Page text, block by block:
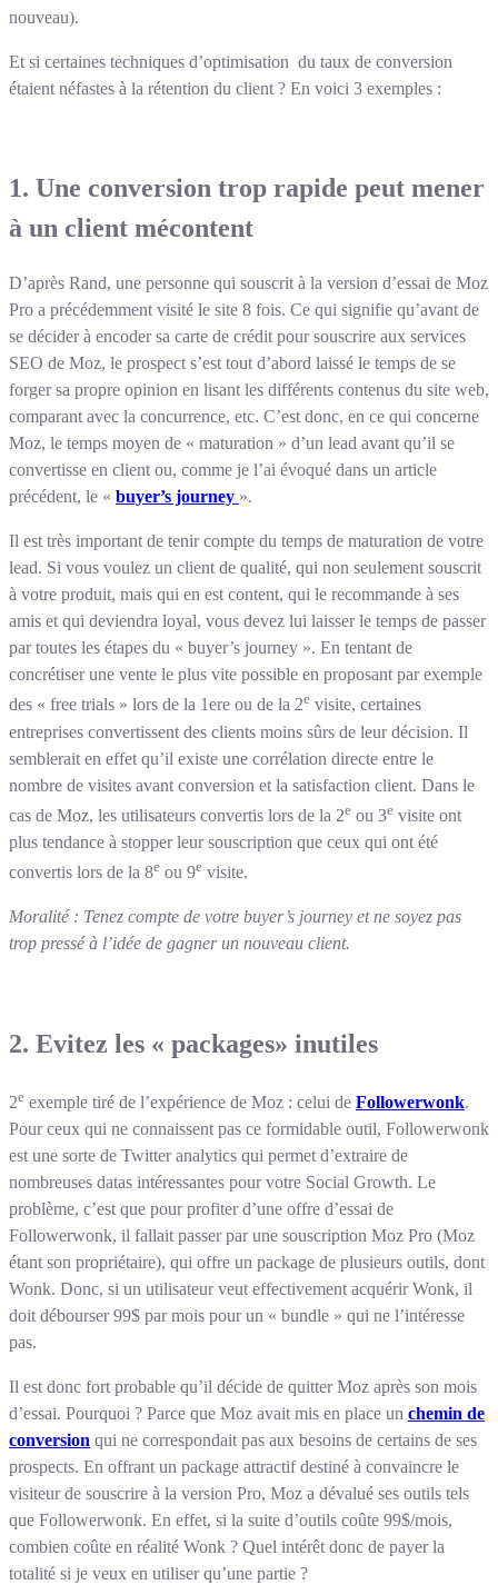
nouveau).
Et si certaines techniques d’optimisation du taux de conversion
étaient néfastes à la rétention du client ? En voici 3 exemples :
1. Une conversion trop rapide peut mener
à un client mécontent
D’après Rand, une personne qui souscrit à la version d’essai de Moz
Pro a précédemment visité le site 8 fois. Ce qui signifie qu’avant de
se décider à encoder sa carte de crédit pour souscrire aux services
SEO de Moz, le prospect s’est tout d’abord laissé le temps de se
forger sa propre opinion en lisant les différents contenus du site web,
comparant avec la concurrence, etc. C’est donc, en ce qui concerne
Moz, le temps moyen de « maturation » d’un lead avant qu’il se
convertisse en client ou, comme je l’ai évoqué dans un article
précédent, le « buyer’s journey ».
Il est très important de tenir compte du temps de maturation de votre
lead. Si vous voulez un client de qualité, qui non seulement souscrit
à votre produit, mais qui en est content, qui le recommande à ses
amis et qui deviendra loyal, vous devez lui laisser le temps de passer
par toutes les étapes du « buyer’s journey ». En tentant de
concrétiser une vente le plus vite possible en proposant par exemple
des « free trials » lors de la 1ere ou de la 2e visite, certaines
entreprises convertissent des clients moins sûrs de leur décision. Il
semblerait en effet qu’il existe une corrélation directe entre le
nombre de visites avant conversion et la satisfaction client. Dans le
cas de Moz, les utilisateurs convertis lors de la 2e ou 3e visite ont
plus tendance à stopper leur souscription que ceux qui ont été
convertis lors de la 8e ou 9e visite.
Moralité : Tenez compte de votre buyer’s journey et ne soyez pas
trop pressé à l’idée de gagner un nouveau client.
2. Evitez les « packages» inutiles
2e exemple tiré de l’expérience de Moz : celui de Followerwonk.
Pour ceux qui ne connaissent pas ce formidable outil, Followerwonk
est une sorte de Twitter analytics qui permet d’extraire de
nombreuses datas intéressantes pour votre Social Growth. Le
problème, c’est que pour profiter d’une offre d’essai de
Followerwonk, il fallait passer par une souscription Moz Pro (Moz
étant son propriétaire), qui offre un package de plusieurs outils, dont
Wonk. Donc, si un utilisateur veut effectivement acquérir Wonk, il
doit débourser 99$ par mois pour un « bundle » qui ne l’intéresse
pas.
Il est donc fort probable qu’il décide de quitter Moz après son mois
d’essai. Pourquoi ? Parce que Moz avait mis en place un chemin de
conversion qui ne correspondait pas aux besoins de certains de ses
prospects. En offrant un package attractif destiné à convaincre le
visiteur de souscrire à la version Pro, Moz a dévalué ses outils tels
que Followerwonk. En effet, si la suite d’outils coûte 99$/mois,
combien coûte en réalité Wonk ? Quel intérêt donc de payer la
totalité si je veux en utiliser qu’une partie ?